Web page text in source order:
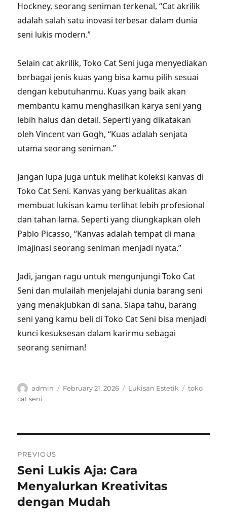
Hockney, seorang seniman terkenal, “Cat akrilik
adalah salah satu inovasi terbesar dalam dunia
seni lukis modern.”
Selain cat akrilik, Toko Cat Seni juga menyediakan
berbagai jenis kuas yang bisa kamu pilih sesuai
dengan kebutuhanmu. Kuas yang baik akan
membantu kamu menghasilkan karya seni yang
lebih halus dan detail. Seperti yang dikatakan
oleh Vincent van Gogh, “Kuas adalah senjata
utama seorang seniman.”
Jangan lupa juga untuk melihat koleksi kanvas di
Toko Cat Seni. Kanvas yang berkualitas akan
membuat lukisan kamu terlihat lebih profesional
dan tahan lama. Seperti yang diungkapkan oleh
Pablo Picasso, “Kanvas adalah tempat di mana
imajinasi seorang seniman menjadi nyata.”
Jadi, jangan ragu untuk mengunjungi Toko Cat
Seni dan mulailah menjelajahi dunia barang seni
yang menakjubkan di sana. Siapa tahu, barang
seni yang kamu beli di Toko Cat Seni bisa menjadi
kunci kesuksesan dalam karirmu sebagai
seorang seniman!
Author
admin
Posted
February 21, 2026 Categories
Lukisan Estetik Tags
toko
cat seni
navigation
PREVIOUS
Previous
post:
Seni Lukis Aja: Cara
Menyalurkan Kreativitas
dengan Mudah